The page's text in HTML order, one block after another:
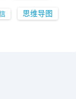
思维导图